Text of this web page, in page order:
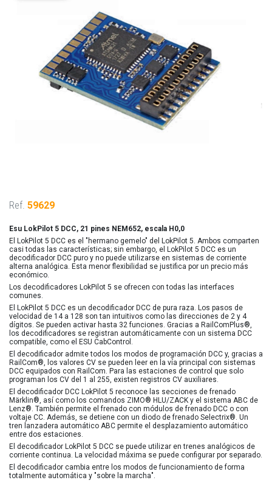
Ref. 59629
Esu LokPilot 5 DCC, 21 pines NEM652, escala H0,0
El LokPilot 5 DCC es el "hermano gemelo" del LokPilot 5. Ambos comparten
casi todas las características; sin embargo, el LokPilot 5 DCC es un
decodificador DCC puro y no puede utilizarse en sistemas de corriente
alterna analógica. Esta menor flexibilidad se justifica por un precio más
económico.
Los decodificadores LokPilot 5 se ofrecen con todas las interfaces
comunes.
El LokPilot 5 DCC es un decodificador DCC de pura raza. Los pasos de
velocidad de 14 a 128 son tan intuitivos como las direcciones de 2 y 4
dígitos. Se pueden activar hasta 32 funciones. Gracias a RailComPlus®,
los decodificadores se registran automáticamente con un sistema DCC
compatible, como el ESU CabControl.
El decodificador admite todos los modos de programación DCC y, gracias a
RailCom®, los valores CV se pueden leer en la vía principal con sistemas
DCC equipados con RailCom. Para las estaciones de control que solo
programan los CV del 1 al 255, existen registros CV auxiliares.
El decodificador DCC LokPilot 5 reconoce las secciones de frenado
Märklin®, así como los comandos ZIMO® HLU/ZACK y el sistema ABC de
Lenz®. También permite el frenado con módulos de frenado DCC o con
voltaje CC. Además, se detiene con un diodo de frenado Selectrix®. Un
tren lanzadera automático ABC permite el desplazamiento automático
entre dos estaciones.
El decodificador LokPilot 5 DCC se puede utilizar en trenes analógicos de
corriente continua. La velocidad máxima se puede configurar por separado.
El decodificador cambia entre los modos de funcionamiento de forma
totalmente automática y "sobre la marcha".